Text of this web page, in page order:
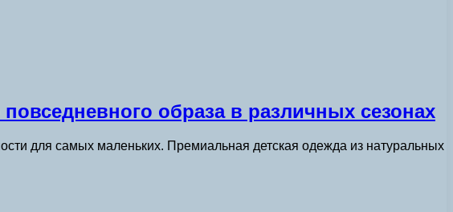
образа в различных сезонах
для самых маленьких. Премиальная детская одежда из натуральных